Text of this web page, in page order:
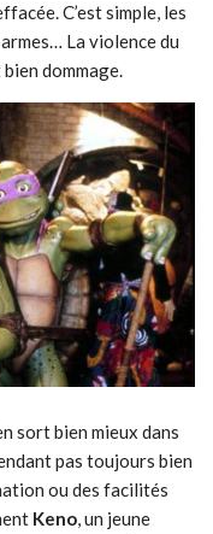
C’est simple, les
La violence du
dommage.
sort bien mieux dans
pas toujours bien
ou des facilités
Keno, un jeune